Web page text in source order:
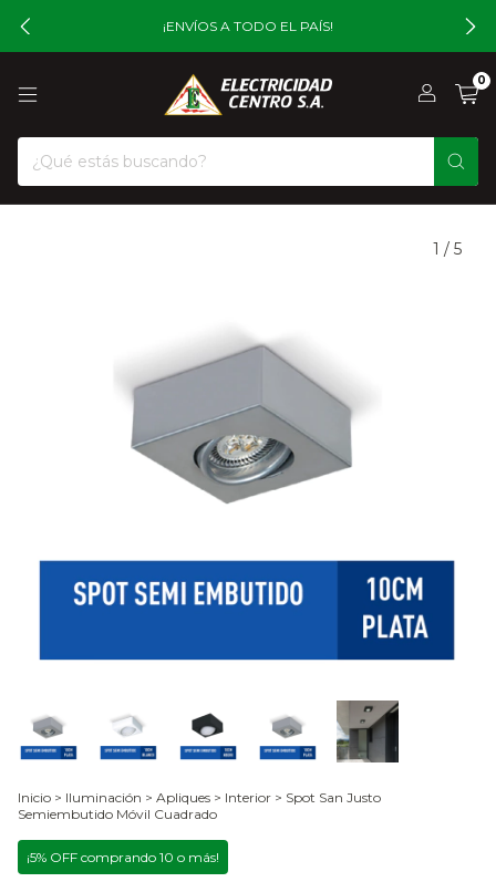
¡ENVÍOS A TODO EL PAÍS!
0
1 / 5
Inicio > Iluminación > Apliques > Interior > Spot San Justo
Semiembutido Móvil Cuadrado
¡5% OFF comprando 10 o más!